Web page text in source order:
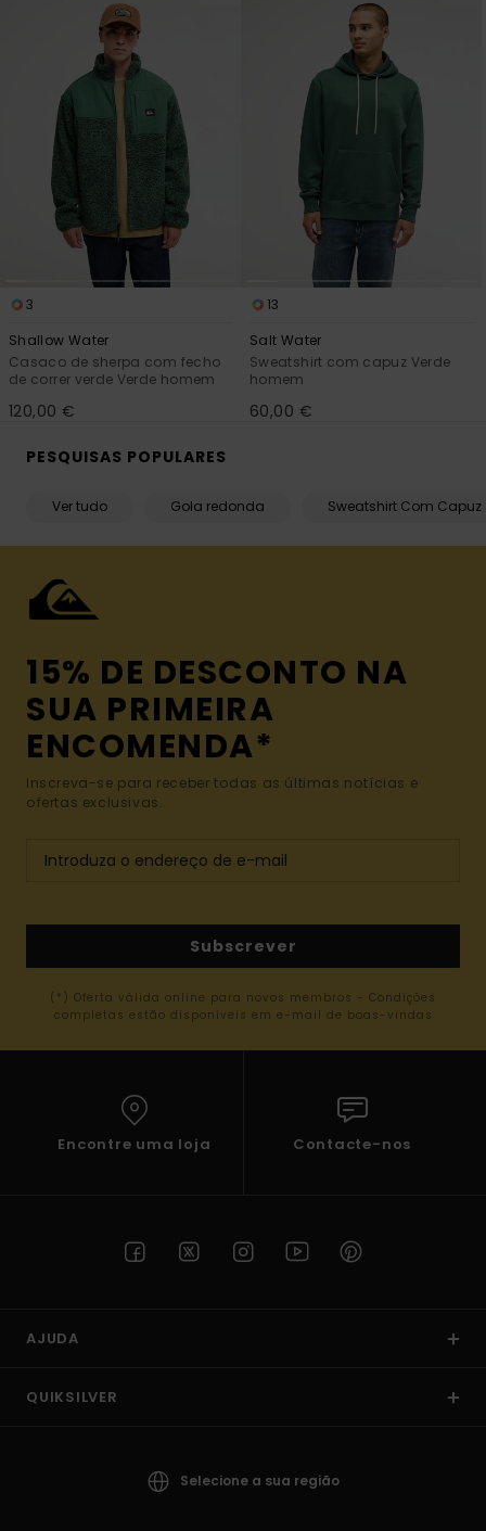
3
Shallow Water
Casaco de sherpa com fecho
de correr verde Verde homem
120,00 €
13
Salt Water
Sweatshirt com capuz Verde
homem
60,00 €
PESQUISAS POPULARES
Ver tudo Gola redonda Sweatshirt Com Capuz
15% DE DESCONTO NA
SUA PRIMEIRA
ENCOMENDA*
Inscreva-se para receber todas as últimas notícias e
ofertas exclusivas.
Subscrever
(*) Oferta válida online para novos membros - Condições
completas estão disponíveis em e-mail de boas-vindas
Encontre uma loja Contacte-nos
AJUDA
QUIKSILVER
Selecione a sua região